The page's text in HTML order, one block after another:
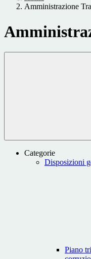
Amministrazione
Categorie
Disposizioni
Piano